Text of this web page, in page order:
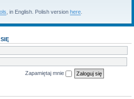
, in English. Polish version here
Zapamiętaj mnie